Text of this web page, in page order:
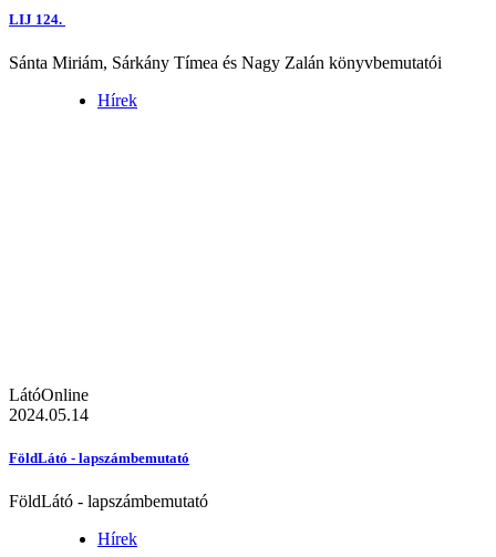
LIJ 124.
Sánta Miriám, Sárkány Tímea és Nagy Zalán könyvbemutatói
Hírek
LátóOnline
2024.05.14
FöldLátó - lapszámbemutató
FöldLátó - lapszámbemutató
Hírek